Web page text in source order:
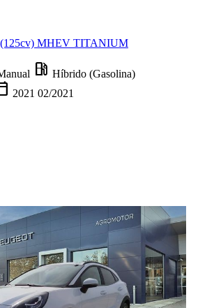
(125cv) MHEV TITANIUM
local_gas_station Híbrido (Gasolina)
2021 02/2021